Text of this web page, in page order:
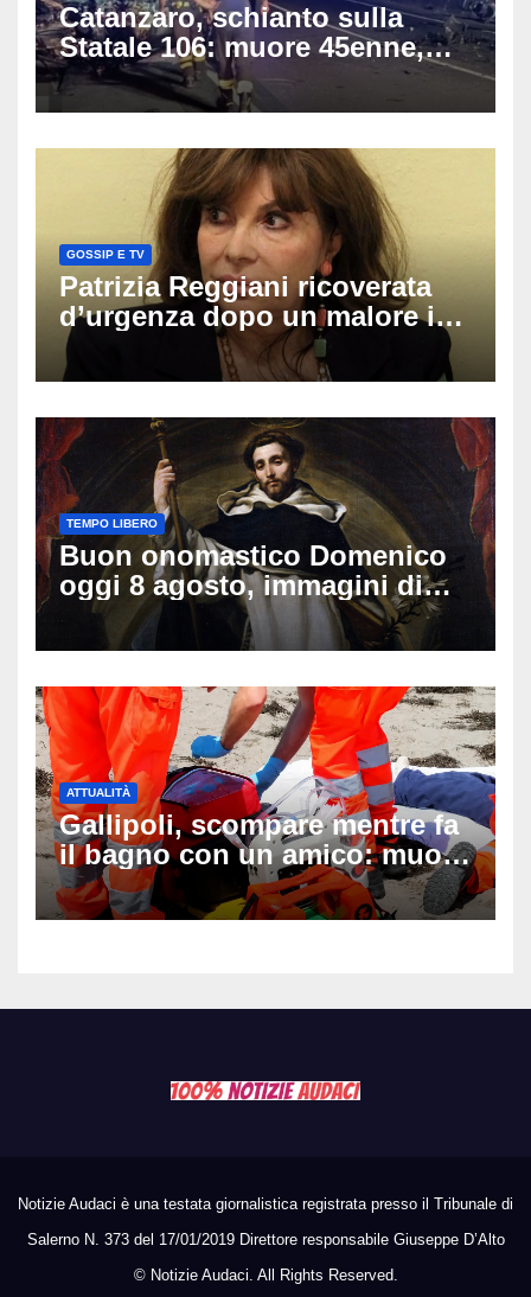
Catanzaro, schianto sulla
Statale 106: muore 45enne,
coinvolti un’auto, un suv e
una moto
GOSSIP E TV
Patrizia Reggiani ricoverata
d’urgenza dopo un malore in
vacanza: come sta oggi l’ex
Lady Gucci
TEMPO LIBERO
Buon onomastico Domenico
oggi 8 agosto, immagini di
auguri da condividere
ATTUALITÀ
Gallipoli, scompare mentre fa
il bagno con un amico: muore
a 19 anni dopo 45 minuti di
disperati tentativi di
Notizie Audaci è una testata giornalistica registrata presso il Tribunale di
Salerno N. 373 del 17/01/2019 Direttore responsabile Giuseppe D’Alto
© Notizie Audaci. All Rights Reserved.